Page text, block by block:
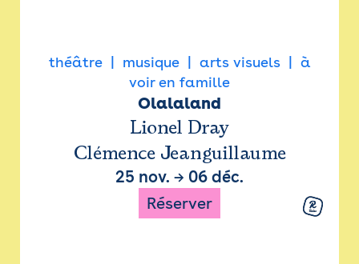
théâtre musique arts visuels
à
voir en famille
Olalaland
Lionel Dray
Clémence Jeanguillaume
25 nov. → 06 déc.
Réserver